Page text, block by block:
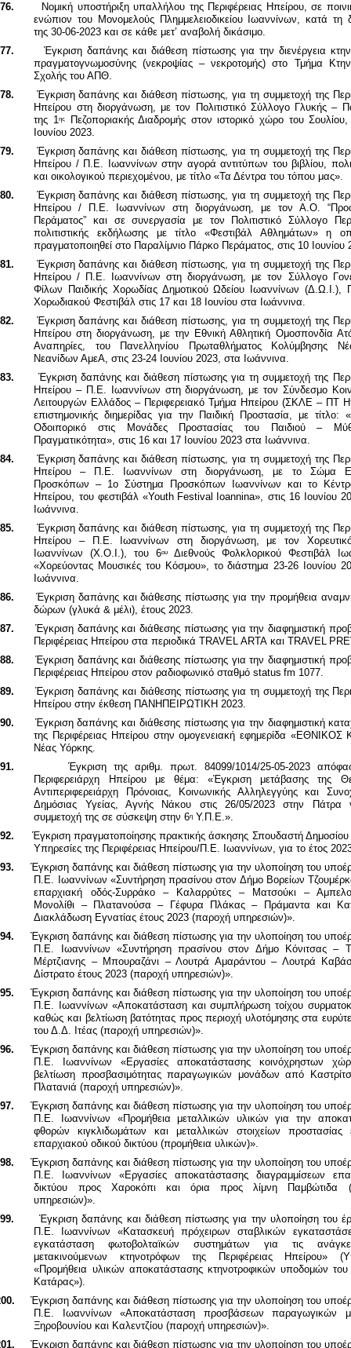
Νομική υποστήριξη υπαλλήλου της Περιφέρειας Ηπείρου, σε
ενώπιον του Μονομελούς Πλημμελειοδικείου Ιωαννίνων, κατά τη
της 30-06-2023 και σε κάθε μετ’ αναβολή δικάσιμο.
Έγκριση δαπάνης και διάθεση πίστωσης για την διενέργεια
πραγματογνωμοσύνης (νεκροψίας – νεκροτομής) στο Τμήμα
Σχολής του ΑΠΘ.
Έγκριση δαπάνης και διάθεση πίστωσης, για τη συμμετοχή της
Ηπείρου στη διοργάνωση, με τον Πολιτιστικό Σύλλογο Γλυκής –
της 1ης
Πεζοποριακής Διαδρομής στον ιστορικό χώρο του Σουλίου,
Ιουνίου 2023.
Έγκριση δαπάνης και διάθεση πίστωσης, για τη συμμετοχή της
Ηπείρου / Π.Ε. Ιωαννίνων στην αγορά αντιτύπων του βιβλίου,
και οικολογικού περιεχομένου, με τίτλο «Τα Δέντρα του τόπου μας».
Έγκριση δαπάνης και διάθεση πίστωσης, για τη συμμετοχή της
Ηπείρου / Π.Ε. Ιωαννίνων στη διοργάνωση, με τον Α.Ο.
Περάματος” και σε συνεργασία με τον Πολιτιστικό Σύλλογο
πολιτιστικής εκδήλωσης με τίτλο «Φεστιβάλ Αθλημάτων» η
πραγματοποιηθεί στο Παραλίμνιο Πάρκο Περάματος, στις 10 Ιουνίου
Έγκριση δαπάνης και διάθεση πίστωσης, για τη συμμετοχή της
Ηπείρου / Π.Ε. Ιωαννίνων στη διοργάνωση, με τον Σύλλογο
Φίλων Παιδικής Χορωδίας Δημοτικού Ωδείου Ιωαννίνων (Δ.Ω.Ι.),
Χορωδιακού Φεστιβάλ στις 17 και 18 Ιουνίου στα Ιωάννινα.
Έγκριση δαπάνης και διάθεση πίστωσης, για τη συμμετοχή της
Ηπείρου στη διοργάνωση, με την Εθνική Αθλητική Ομοσπονδία
Αναπηρίες, του Πανελληνίου Πρωταθλήματος Κολύμβησης
Νεανίδων ΑμεΑ, στις 23-24 Ιουνίου 2023, στα Ιωάννινα.
Έγκριση δαπάνης και διάθεση πίστωσης για τη συμμετοχή της
Ηπείρου – Π.Ε. Ιωαννίνων στη διοργάνωση, με τον Σύνδεσμο
Λειτουργών Ελλάδος – Περιφερειακό Τμήμα Ηπείρου (ΣΚΛΕ – ΠΤ
επιστημονικής διημερίδας για την Παιδική Προστασία, με τίτλο:
Οδοιπορικό στις Μονάδες Προστασίας του Παιδιού –
Πραγματικότητα», στις 16 και 17 Ιουνίου 2023 στα Ιωάννινα.
Έγκριση δαπάνης και διάθεση πίστωσης, για τη συμμετοχή της
Ηπείρου – Π.Ε. Ιωαννίνων στη διοργάνωση,με το Σώμα
Προσκόπων – 1ο Σύστημα Προσκόπων Ιωαννίνων και το
Ηπείρου, του φεστιβάλ «Youth Festival Ioannina», στις 16 Ιουνίου
Ιωάννινα.
Έγκριση δαπάνης και διάθεση πίστωσης, για τη συμμετοχή της
Ηπείρου – Π.Ε. Ιωαννίνων στη διοργάνωση,με τον
Ιωαννίνων (Χ.Ο.Ι.), του 6ου
Διεθνούς Φολκλορικού Φεστιβάλ
«Χορεύοντας Μουσικές του Κόσμου», το διάστημα 23-26 Ιουνίου
Ιωάννινα.
Έγκριση δαπάνης και διάθεσης πίστωσης για την προμήθεια
δώρων (γλυκά & μέλι), έτους 2023.
Έγκριση δαπάνης και διάθεσης πίστωσης για την διαφημιστική
Περιφέρειας Ηπείρου στα περιοδικάTRAVEL ARTA καιTRAVEL
Έγκριση δαπάνης και διάθεσης πίστωσης για την διαφημιστική
Περιφέρειας Ηπείρου στον ραδιοφωνικό σταθμόstatus fm 1077.
Έγκριση δαπάνης και διάθεσης πίστωσης για τη συμμετοχή της
Ηπείρου στην έκθεση ΠΑΝΗΠΕΙΡΩΤΙΚΗ 2023.
Έγκριση δαπάνης και διάθεσης πίστωσης για την διαφημιστική
της Περιφέρειας Ηπείρου στην ομογενειακή εφημερίδα
Νέας Υόρκης.
Έγκριση της αριθμ. πρωτ. 84099/1014/25-05-2023
Περιφερειάρχη Ηπείρου με θέμα: «Έγκριση μετάβασης της
Αντιπεριφερειάρχη Πρόνοιας, Κοινωνικής Αλληλεγγύης και
Δημόσιας Υγείας, Αγνής Νάκου στις 26/05/2023 στην Πάτρα
συμμετοχή της σε σύσκεψη στην 6η Υ.Π.Ε.».
Έγκριση πραγματοποίησης πρακτικής άσκησης Σπουδαστή
Υπηρεσίες της Περιφέρειας Ηπείρου/Π.Ε. Ιωαννίνων, για το έτος
Έγκριση δαπάνης και διάθεση πίστωσης για την υλοποίηση του
Π.Ε. Ιωαννίνων «Συντήρηση πρασίνου στον Δήμο Βορείων
επαρχιακή οδός-Συρράκο – Καλαρρύτες – Ματσούκι –
Μονολίθι – Πλατανούσα – Γέφυρα Πλάκας – Πράμαντα και
Διακλάδωση Εγνατίας έτους 2023 (παροχή υπηρεσιών)».
Έγκριση δαπάνης και διάθεση πίστωσης για την υλοποίηση του
Π.Ε. Ιωαννίνων «Συντήρηση πρασίνου στον Δήμο Κόνιτσας –
Μέρτζιανης – Μπουραζάνι – Λουτρά Αμαράντου – Λουτρά
Δίστρατο έτους 2023 (παροχή υπηρεσιών)».
Έγκριση δαπάνης και διάθεση πίστωσης για την υλοποίηση του
Π.Ε. Ιωαννίνων «Αποκατάσταση και συμπλήρωση τοίχου
καθώς και βελτίωση βατότητας προς περιοχή υλοτόμησης στα
του Δ.Δ. Ιτέας (παροχή υπηρεσιών)».
Έγκριση δαπάνης και διάθεση πίστωσης για την υλοποίηση του
Π.Ε. Ιωαννίνων «Εργασίες αποκατάστασης κοινόχρηστων
βελτίωση προσβασιμότητας παραγωγικών μονάδων από
Πλατανιά (παροχή υπηρεσιών)».
Έγκριση δαπάνης και διάθεση πίστωσης για την υλοποίηση του
Π.Ε. Ιωαννίνων «Προμήθεια μεταλλικών υλικών για την
φθορών κιγκλιδωμάτων και μεταλλικών στοιχείων προστασίας
επαρχιακού οδικού δικτύου (προμήθεια υλικών)».
Έγκριση δαπάνης και διάθεση πίστωσης για την υλοποίηση του
Π.Ε. Ιωαννίνων «Εργασίες αποκατάστασης διαγραμμίσεων
δικτύου προς Χαροκόπι και όρια προς λίμνη Παμβώτιδα
υπηρεσιών)».
Έγκριση δαπάνης και διάθεση πίστωσης για την υλοποίηση του
Π.Ε. Ιωαννίνων «Κατασκευή πρόχειρων σταβλικών
εγκατάσταση φωτοβολταϊκών συστημάτων για τις
μετακινούμενων κτηνοτρόφων της Περιφέρειας Ηπείρου»
«Προμήθεια υλικών αποκατάστασης κτηνοτροφικών υποδομών
Κατάρας»).
Έγκριση δαπάνης και διάθεση πίστωσης για την υλοποίηση του
Π.Ε. Ιωαννίνων «Αποκατάσταση προσβάσεων παραγωγικών
Ξηροβουνίου και Καλεντζίου (παροχή υπηρεσιών)».
Έγκριση δαπάνης και διάθεση πίστωσης για την υλοποίηση του